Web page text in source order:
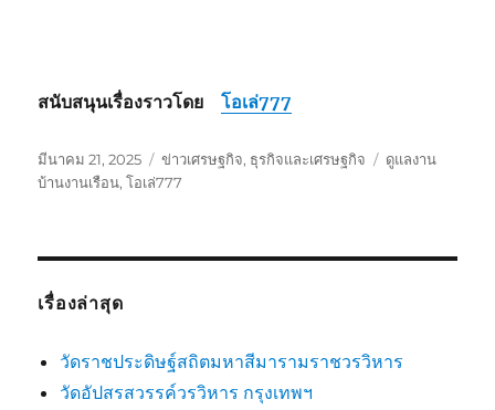
สนับสนุนเรื่องราวโดยโอเล่777
เขียน
เมื่อ
มีนาคม 21, 2025
หมวด
หมู่
ข่าวเศรษฐกิจ, ธุรกิจและเศรษฐกิจ
ป้าย
ดูแลงาน
บ้านงานเรือน,โอเล่777
เรื่องล่าสุด
วัดราชประดิษฐ์สถิตมหาสีมารามราชวรวิหาร
วัดอัปสรสวรรค์วรวิหาร กรุงเทพฯ